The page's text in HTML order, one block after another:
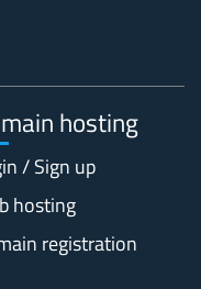
hosting
/ Sign up
hosting
registration